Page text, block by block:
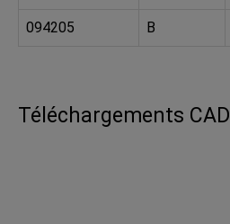
094205 B
Téléchargements CAD